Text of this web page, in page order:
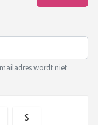
wordt niet